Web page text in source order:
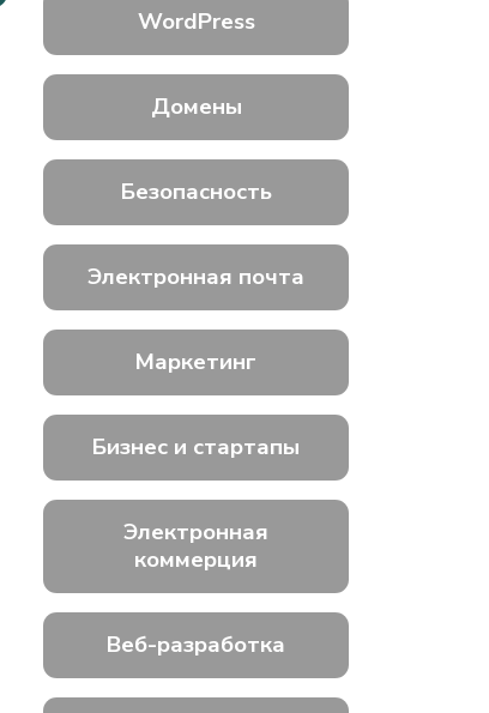
WordPress
Домены
Безопасность
Электронная почта
Маркетинг
Бизнес и стартапы
Электронная
коммерция
Веб-разработка